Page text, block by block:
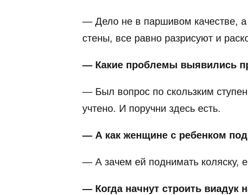
— Дело не в паршивом качестве,
стены, все равно разрисуют и
— Какие проблемы выявились
— Был вопрос по скользким
учтено. И поручни здесь есть.
— А как женщине с ребенком
— А зачем ей поднимать коляску,
— Когда начнут строить виадук